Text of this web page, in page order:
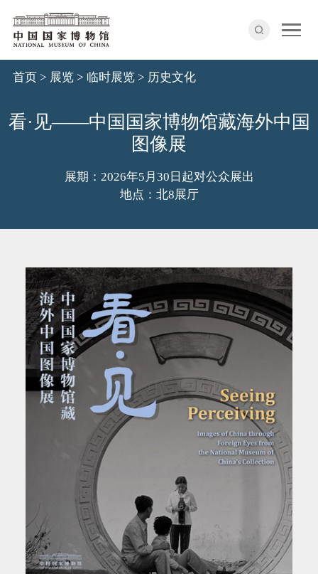
首页> 展览> 临时展览> 历史文化
看·见——中国国家博物馆藏海外中国
图像展
展期：2026年5月30日起对公众展出
地点：北8展厅